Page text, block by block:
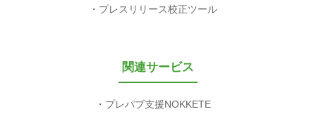
プレスリリース校正ツール
関連サービス
プレパブ支援NOKKETE